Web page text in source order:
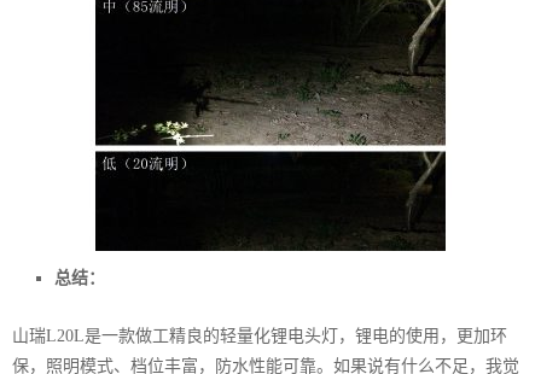
总结：
山瑞L20L是一款做工精良的轻量化锂电头灯，锂电的使用，更加环
保，照明模式、档位丰富，防水性能可靠。如果说有什么不足，我觉